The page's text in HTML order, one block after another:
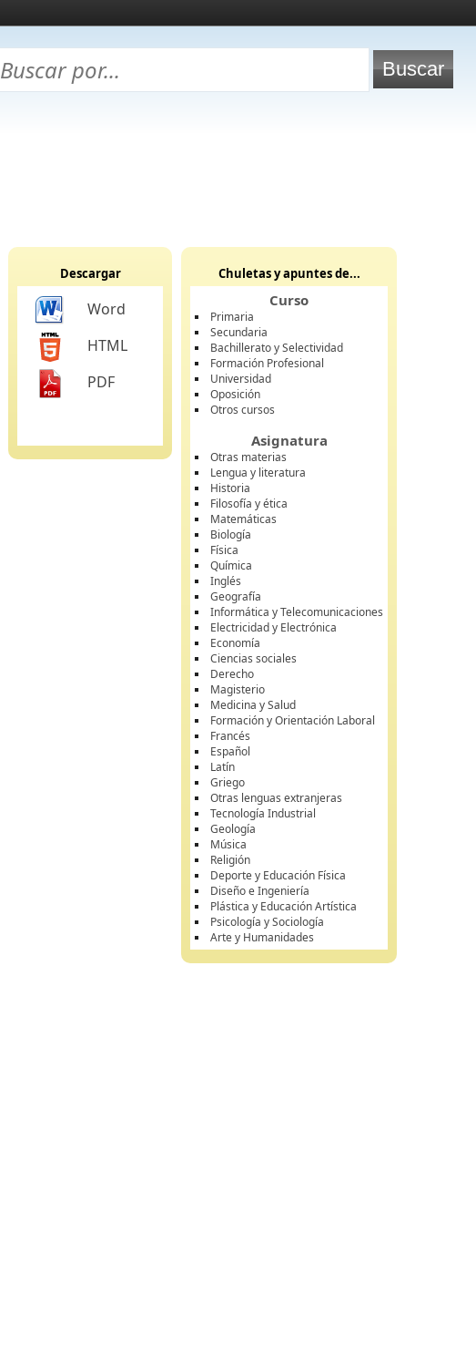
Descargar
Word
HTML
PDF
Chuletas y apuntes de...
Curso
Primaria
Secundaria
Bachillerato y Selectividad
Formación Profesional
Universidad
Oposición
Otros cursos
Asignatura
Otras materias
Lengua y literatura
Historia
Filosofía y ética
Matemáticas
Biología
Física
Química
Inglés
Geografía
Informática y Telecomunicaciones
Electricidad y Electrónica
Economía
Ciencias sociales
Derecho
Magisterio
Medicina y Salud
Formación y Orientación Laboral
Francés
Español
Latín
Griego
Otras lenguas extranjeras
Tecnología Industrial
Geología
Música
Religión
Deporte y Educación Física
Diseño e Ingeniería
Plástica y Educación Artística
Psicología y Sociología
Arte y Humanidades